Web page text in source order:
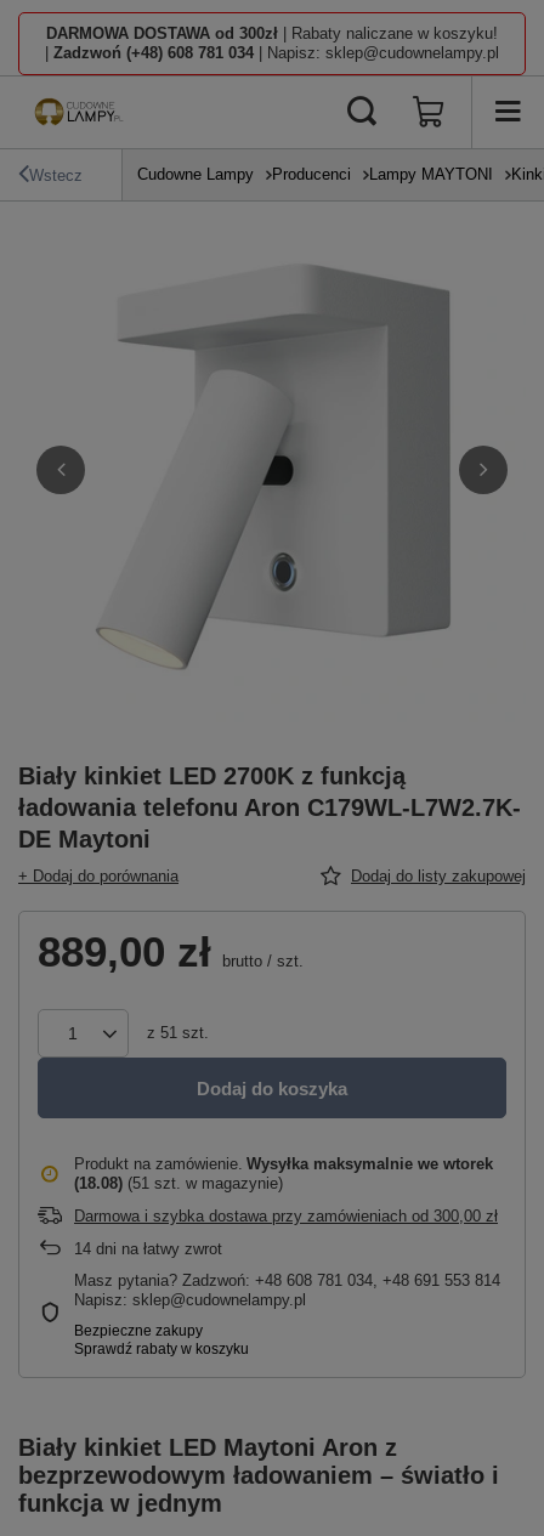
DARMOWA DOSTAWA od 300zł | Rabaty naliczane w koszyku!
Zadzwoń (+48) 608 781 034 | Napisz: sklep@cudownelampy.pl
Wstecz Cudowne Lampy Producenci Lampy MAYTONI
Biały kinkiet LED 2700K z funkcją
ładowania telefonu Aron C179WL-L7W2.7K-
DE Maytoni
+ Dodaj do porównania Dodaj do listy zakupowej
889,00 zł brutto / szt.
z 51 szt.
Dodaj do koszyka
Produkt na zamówienie Wysyłka maksymalnie we wtorek
(18.08) (51 szt. w magazynie)
Darmowa i szybka dostawa przy zamówieniach od 300,00 zł
14 dni na łatwy zwrot
Masz pytania? Zadzwoń: +48 608 781 034, +48 691 553 814
Napisz: sklep@cudownelampy.pl
Biały kinkiet LED Maytoni Aron z
bezprzewodowym ładowaniem – światło i
funkcja w jednym